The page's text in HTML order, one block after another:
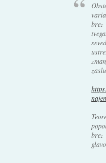
brez
brez